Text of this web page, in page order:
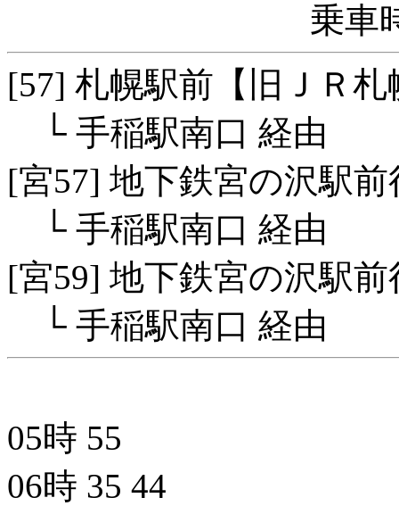
乗車
[57] 札幌駅前【旧ＪＲ
└ 手稲駅南口 経由
[宮57] 地下鉄宮の沢駅
└ 手稲駅南口 経由
[宮59] 地下鉄宮の沢駅前
└ 手稲駅南口 経由
05時 55
06時 35 44